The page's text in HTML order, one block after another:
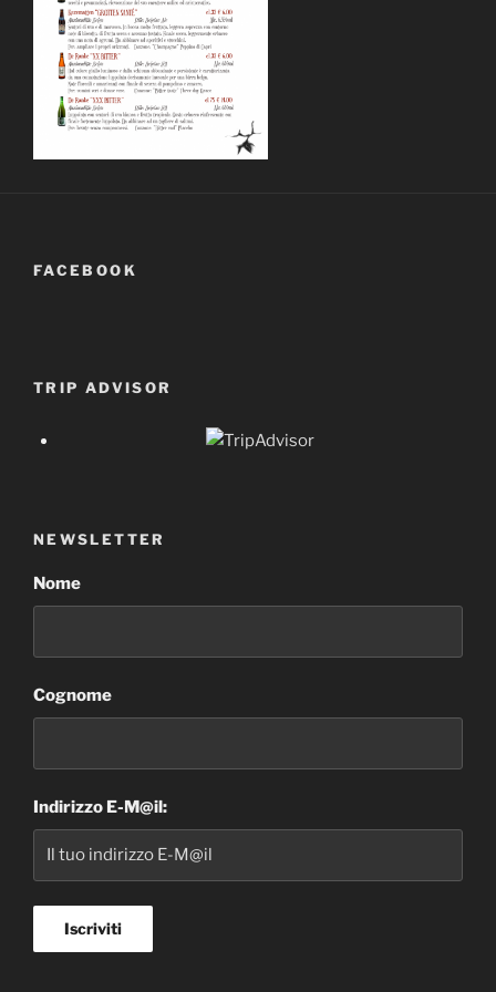
FACEBOOK
TRIP ADVISOR
NEWSLETTER
Nome
Cognome
Indirizzo E-M@il: